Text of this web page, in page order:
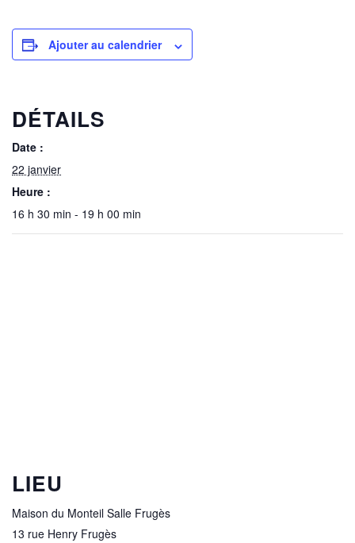
Ajouter au calendrier
DÉTAILS
Date :
22 janvier
Heure :
16 h 30 min - 19 h 00 min
LIEU
Maison du Monteil Salle Frugès
13 rue Henry Frugès